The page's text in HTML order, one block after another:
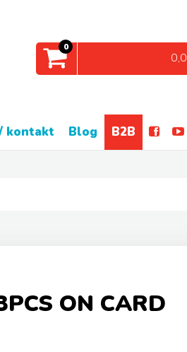
0
/ kontakt blog B2B
ON CARD